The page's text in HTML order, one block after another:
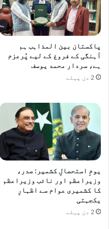
پاکستان بین المذاہب ہم
آہنگی کے فروغ کے لیے پُرعزم
ہے، سردار محمد یوسف
2 دن پہلے
یومِ استحصالِ کشمیر: صدر،
وزیراعظم اور نائب وزیراعظم
کا کشمیری عوام سے اظہارِ
یکجہتی
2 دن پہلے